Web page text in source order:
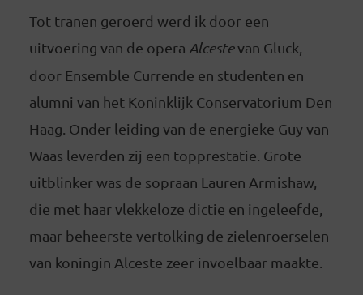
Tot tranen geroerd werd ik door een
uitvoering van de opera Alcestevan Gluck,
door Ensemble Currende en studenten en
alumni van het Koninklijk Conservatorium Den
Haag. Onder leiding van de energieke Guy van
Waas leverden zij een topprestatie. Grote
uitblinker was de sopraan Lauren Armishaw,
die met haar vlekkeloze dictie en ingeleefde,
maar beheerste vertolking de zielenroerselen
van koningin Alceste zeer invoelbaar maakte.